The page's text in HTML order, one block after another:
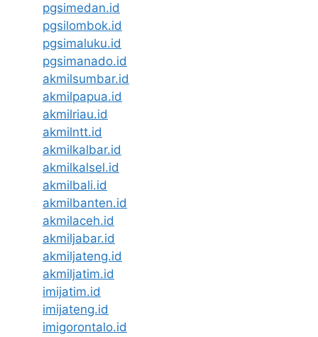
pgsimedan.id
pgsilombok.id
pgsimaluku.id
pgsimanado.id
akmilsumbar.id
akmilpapua.id
akmilriau.id
akmilntt.id
akmilkalbar.id
akmilkalsel.id
akmilbali.id
akmilbanten.id
akmilaceh.id
akmiljabar.id
akmiljateng.id
akmiljatim.id
imijatim.id
imijateng.id
imigorontalo.id